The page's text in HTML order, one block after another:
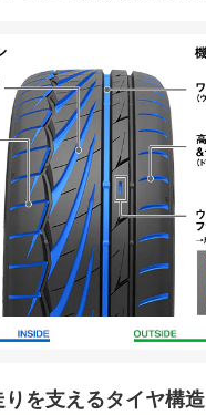
す
る
を支えるタイヤ構造